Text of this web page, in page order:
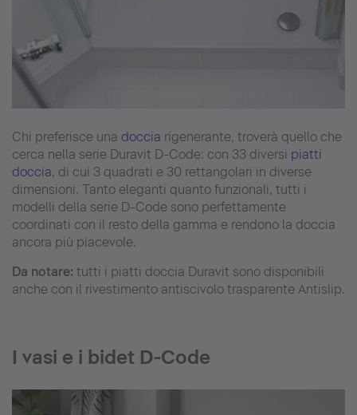
Chi preferisce una doccia rigenerante, troverà quello che
cerca nella serie Duravit D-Code: con 33 diversi piatti
doccia, di cui 3 quadrati e 30 rettangolari in diverse
dimensioni. Tanto eleganti quanto funzionali, tutti i
modelli della serie D-Code sono perfettamente
coordinati con il resto della gamma e rendono la doccia
ancora più piacevole.
Da notare: tutti i piatti doccia Duravit sono disponibili
anche con il rivestimento antiscivolo trasparente Antislip.
I vasi e i bidet D-Code